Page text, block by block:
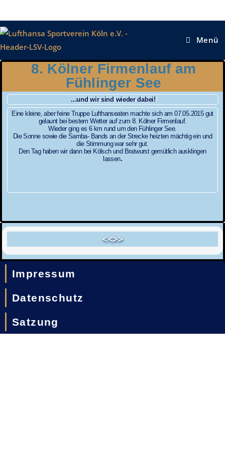
Menü
8. Kölner Firmenlauf am
Fühlinger See
...und wir sind wieder dabei!
Eine kleine, aber feine Truppe Lufthanseaten machte sich am 07.05.2015 gut
gelaunt bei bestem Wetter auf zum 8. Kölner Firmenlauf.
Wieder ging es 6 km rund um den Fühlinger See.
Die Sonne sowie die Samba- Bands an der Strecke heizten mächtig ein und
die Stimmung war sehr gut.
Den Tag haben wir dann bei Kölsch und Bratwurst gemütlich ausklingen
lassen.
<<>>
Impressum
Datenschutz
Satzung